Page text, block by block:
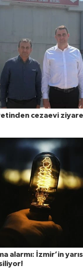
cezaevi
alarmı: İzmir’in